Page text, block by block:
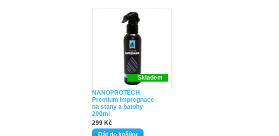
Skladem
NANOPROTECH
Premium impregnace
na stany a batohy
200ml
299 Kč